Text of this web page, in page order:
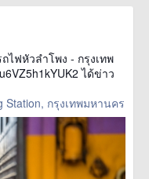
ไฟหัวลำโพง - กรุงเทพ
ได้ข่าว
Station, กรุงเทพมหานคร